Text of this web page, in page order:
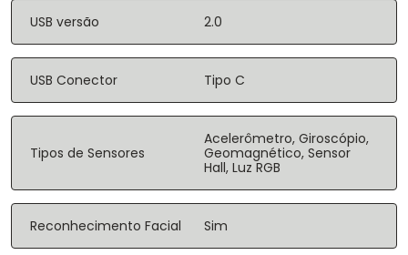
USB versão 2.0
USB Conector Tipo C
Tipos de Sensores
Acelerômetro, Giroscópio,
Geomagnético, Sensor
Hall, Luz RGB
Reconhecimento Facial Sim